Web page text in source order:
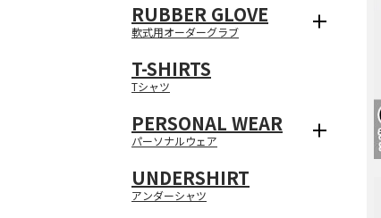
RUBBER GLOVE
軟式用オーダーグラブ
T-SHIRTS
Tシャツ
PERSONAL WEAR
パーソナルウェア
UNDERSHIRT
アンダーシャツ
野球ユニフォー
ユニフォーム制作
ひご利用ください
メッシュ / ヘビー
ブライトメッシュ
スクエアメッシュ
マイクロメッシュ
ツイル
ピケストライプ
起毛
中綿
表地
裏地
厚手オックスフォ
マイクロファイバー
メッシュヘビーウ
エアライズ